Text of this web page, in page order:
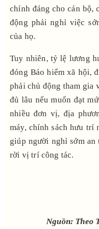
chính đáng cho cán bộ,
động phải nghỉ việc
của họ.
Tuy nhiên, tỷ lệ lương
đóng Bảo hiểm xã hội,
phải chủ động tham gia
đủ lâu nếu muốn đạt
nhiều đơn vị, địa
máy, chính sách hưu trí
giúp người nghỉ sớm an
rời vị trí công tác.
Nguồn: Theo